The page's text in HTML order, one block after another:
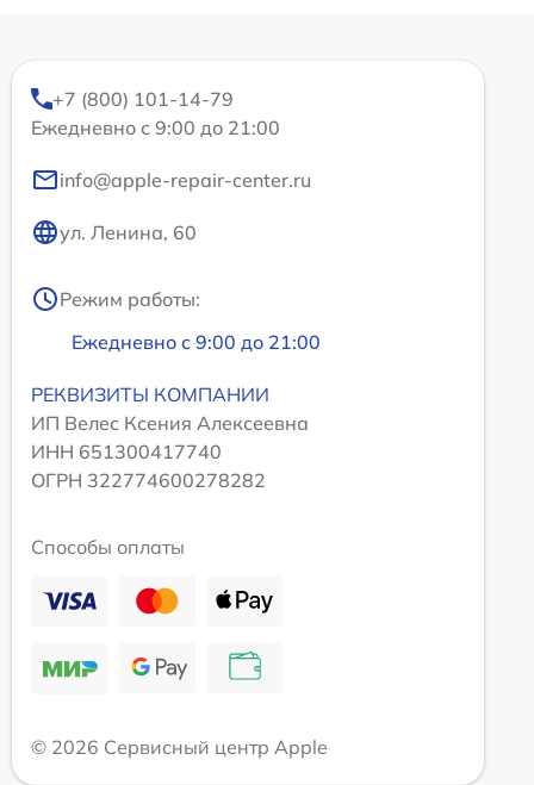
+7 (800) 101-14-79
Ежедневно с 9:00 до 21:00
info@apple-repair-center.ru
ул. Ленина, 60
Режим работы:
Ежедневно с 9:00 до 21:00
РЕКВИЗИТЫ КОМПАНИИ
ИП Велес Ксения Алексеевна
ИНН 651300417740
ОГРН 322774600278282
Способы оплаты
© 2026 Сервисный центр Apple